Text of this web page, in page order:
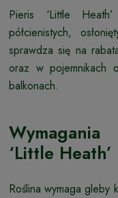
Pieris ‘Little
półcienistych,
sprawdza się na
oraz w pojemnikach
balkonach.
‘Little Heath’
Roślina wymaga gleby